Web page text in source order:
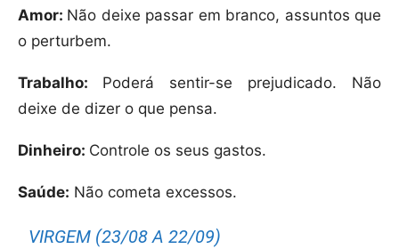
Amor: Não deixe passar em branco, assuntos que
o perturbem.
Trabalho: Poderá sentir-se prejudicado. Não
deixe de dizer o que pensa.
Dinheiro: Controle os seus gastos.
Saúde: Não cometa excessos.
VIRGEM (23/08 A 22/09)